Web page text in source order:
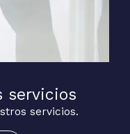
servicios
servicios.